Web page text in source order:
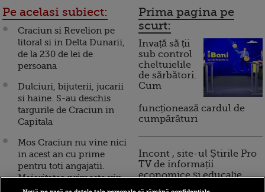
Pe acelasi subiect:
Craciun si Revelion pe
litoral si in Delta Dunarii,
de la 230 de lei de
persoana
Dulciuri, bijuterii, jucarii
si haine. S-au deschis
targurile de Craciun in
Capitala
Mos Craciun nu vine nici
in acest an cu prime
pentru toti angajatii.
Majoritatea primeste vin,
cozonaci sau ciocolata
Prima pagina pe
scurt:
Invață să ții
sub control
cheltuielile
de sărbători.
Cum
funcționează cardul de
cumpărături
Incont , site-ul Știrile Pro
TV de informații
economice și educație